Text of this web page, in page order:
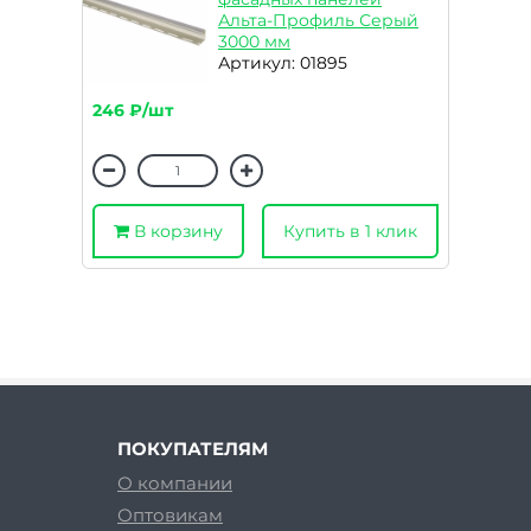
Альта-Профиль Серый
3000 мм
Артикул: 01895
246 ₽/шт
В корзину Купить в 1 клик
ПОКУПАТЕЛЯМ
О компании
Оптовикам